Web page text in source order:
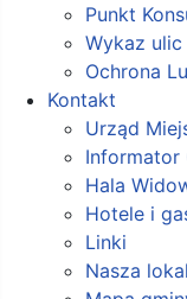
Punkt
Wykaz
Ochrona
Kontakt
Urząd
Informator
Hala
Hotele i
Linki
Nasza